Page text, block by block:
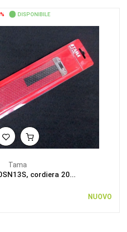
DISPONIBILE
Tama
cordiera 20...
NUOVO